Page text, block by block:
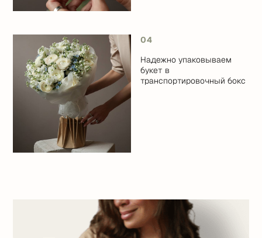
04
Надежно упаковываем
букет в
транспортировочный бокс